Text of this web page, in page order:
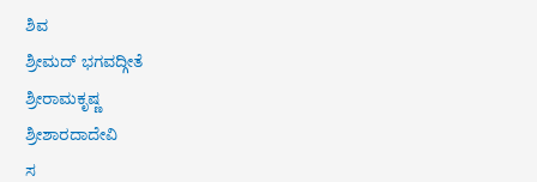
ಶಿವ
ಶ್ರೀಮದ್ ಭಗವದ್ಗೀತೆ
ಶ್ರೀರಾಮಕೃಷ್ಣ
ಶ್ರೀಶಾರದಾದೇವಿ
ಸ